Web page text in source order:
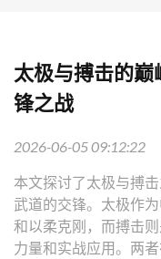
太极与搏击的
锋之战
2026-06-05 09:12:22
本文探讨了太极与搏
武道的交锋。太极作
和以柔克刚，而搏击
力量和实战应用。两